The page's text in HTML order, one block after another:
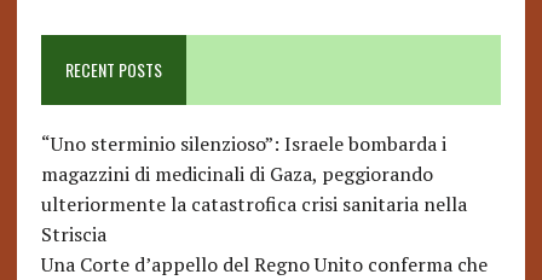
RECENT POSTS
“Uno sterminio silenzioso”: Israele bombarda i
magazzini di medicinali di Gaza, peggiorando
ulteriormente la catastrofica crisi sanitaria nella
Striscia
Una Corte d’appello del Regno Unito conferma che